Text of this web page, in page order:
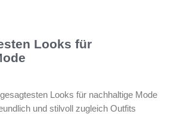
Looks für
Looks für nachhaltige Mode
und stilvoll zugleich Outfits